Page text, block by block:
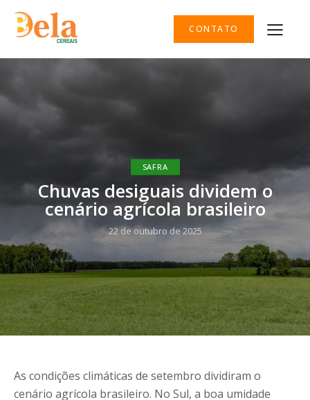
CONTATO
SAFRA
Chuvas desiguais dividem o
cenário agrícola brasileiro
22 de outubro de 2025
As condições climáticas de setembro dividiram o
cenário agrícola brasileiro. No Sul, a boa umidade